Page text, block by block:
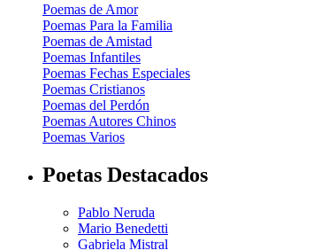
Poemas de Amor
Poemas Para la Familia
Poemas de Amistad
Poemas Infantiles
Poemas Fechas Especiales
Poemas Cristianos
Poemas del Perdón
Poemas Autores Chinos
Poemas Varios
Poetas Destacados
Pablo Neruda
Mario Benedetti
Gabriela Mistral